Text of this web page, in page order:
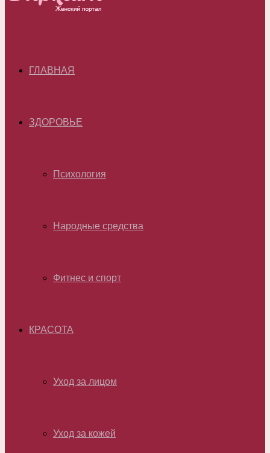
ГЛАВНАЯ
ЗДОРОВЬЕ
Психология
Народные средства
Фитнес и спорт
КРАСОТА
Уход за лицом
Уход за кожей